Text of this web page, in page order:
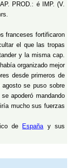
PROD.: é IMP. (V.
franceses fortificaron
el que las tropas
y la misma cap.
organizado mejor
desde primeros de
se puso sobre
apoderó mandando
mucho sus fuerzas
de
Españay sus